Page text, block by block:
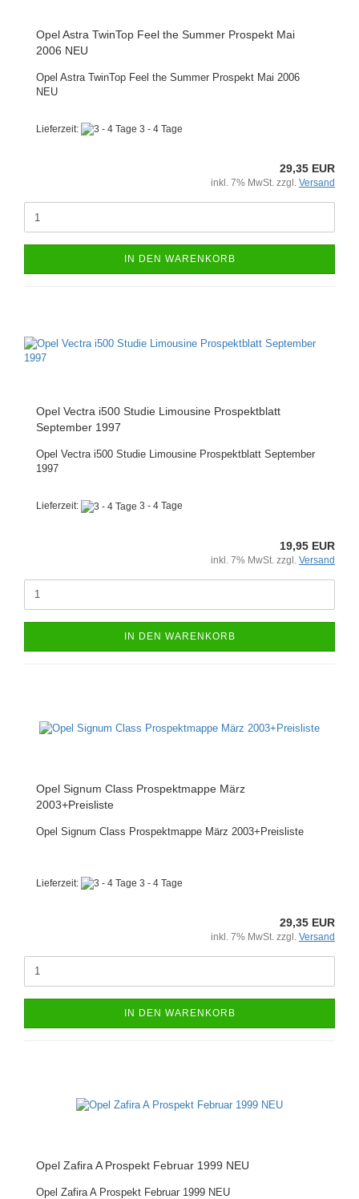
Opel Astra TwinTop Feel the Summer Prospekt Mai
2006 NEU
Opel Astra TwinTop Feel the Summer Prospekt Mai 2006
NEU
Lieferzeit: 3 - 4 Tage
29,35 EUR
inkl. 7% MwSt. zzgl. Versand
IN DEN WARENKORB
Opel Vectra i500 Studie Limousine Prospektblatt
September 1997
Opel Vectra i500 Studie Limousine Prospektblatt September
1997
Lieferzeit: 3 - 4 Tage
19,95 EUR
inkl. 7% MwSt. zzgl. Versand
IN DEN WARENKORB
Opel Signum Class Prospektmappe März
2003+Preisliste
Opel Signum Class Prospektmappe März 2003+Preisliste
Lieferzeit: 3 - 4 Tage
29,35 EUR
inkl. 7% MwSt. zzgl. Versand
IN DEN WARENKORB
Opel Zafira A Prospekt Februar 1999 NEU
Opel Zafira A Prospekt Februar 1999 NEU